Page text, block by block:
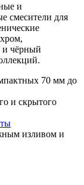
и
смесители для
и чёрный
70 мм до
и скрытого
изливом и